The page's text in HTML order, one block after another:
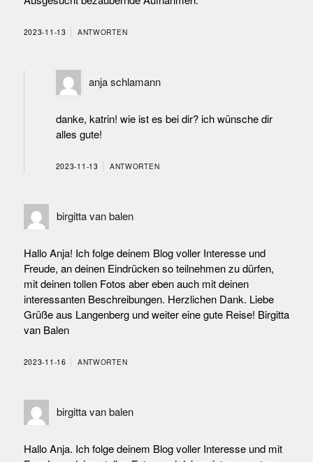
2023-11-13 ANTWORTEN
anja schlamann
danke, katrin! wie ist es bei dir? ich wünsche dir
alles gute!
2023-11-13 ANTWORTEN
birgitta van balen
Hallo Anja! Ich folge deinem Blog voller Interesse und
Freude, an deinen Eindrücken so teilnehmen zu dürfen,
mit deinen tollen Fotos aber eben auch mit deinen
interessanten Beschreibungen. Herzlichen Dank. Liebe
Grüße aus Langenberg und weiter eine gute Reise! Birgitta
van Balen
2023-11-16 ANTWORTEN
birgitta van balen
Hallo Anja. Ich folge deinem Blog voller Interesse und mit